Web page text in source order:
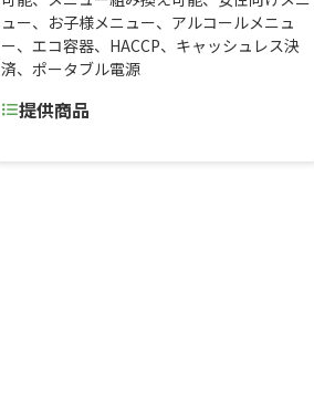
ュー、 お子様メニュー、 アルコールメニュ
ー、 エコ容器、 HACCP、 キャッシュレス決
済、 ポータブル電源
提供商品